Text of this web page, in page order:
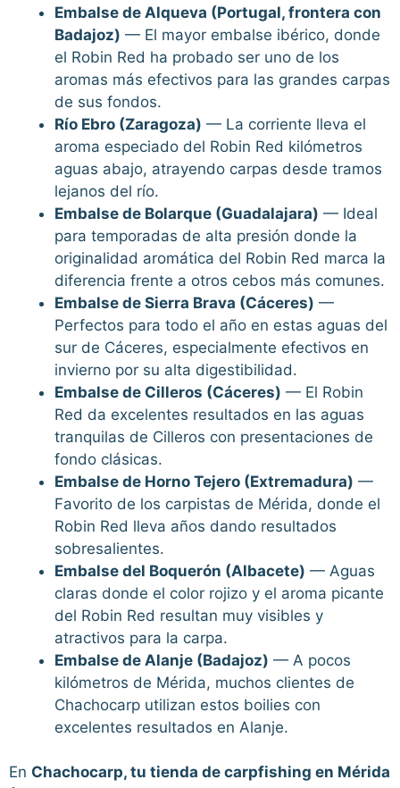
Embalse de Alqueva (Portugal, frontera con
Badajoz) — El mayor embalse ibérico, donde
el Robin Red ha probado ser uno de los
aromas más efectivos para las grandes carpas
de sus fondos.
Río Ebro (Zaragoza) — La corriente lleva el
aroma especiado del Robin Red kilómetros
aguas abajo, atrayendo carpas desde tramos
lejanos del río.
Embalse de Bolarque (Guadalajara) — Ideal
para temporadas de alta presión donde la
originalidad aromática del Robin Red marca la
diferencia frente a otros cebos más comunes.
Embalse de Sierra Brava (Cáceres) —
Perfectos para todo el año en estas aguas del
sur de Cáceres, especialmente efectivos en
invierno por su alta digestibilidad.
Embalse de Cilleros (Cáceres) — El Robin
Red da excelentes resultados en las aguas
tranquilas de Cilleros con presentaciones de
fondo clásicas.
Embalse de Horno Tejero (Extremadura) —
Favorito de los carpistas de Mérida, donde el
Robin Red lleva años dando resultados
sobresalientes.
Embalse del Boquerón (Albacete) — Aguas
claras donde el color rojizo y el aroma picante
del Robin Red resultan muy visibles y
atractivos para la carpa.
Embalse de Alanje (Badajoz) — A pocos
kilómetros de Mérida, muchos clientes de
Chachocarp utilizan estos boilies con
excelentes resultados en Alanje.
En Chachocarp, tu tienda de carpfishing en Mérida